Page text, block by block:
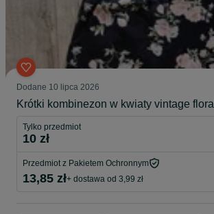
Dodane 10 lipca 2026
Krótki kombinezon w kwiaty vintage floral
Tylko przedmiot
10 zł
Przedmiot z Pakietem Ochronnym
13,85 zł+ dostawa od 3,99 zł